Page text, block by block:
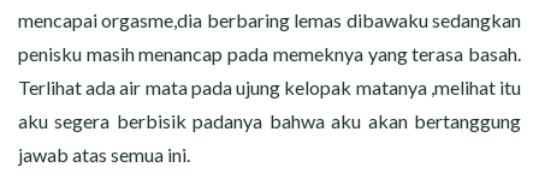
mencapai orgasme,dia berbaring lemas dibawaku sedangkan
penisku masih menancap pada memeknya yang terasa basah.
Terlihat ada air mata pada ujung kelopak matanya ,melihat itu
aku segera berbisik padanya bahwa aku akan bertanggung
jawab atas semua ini.